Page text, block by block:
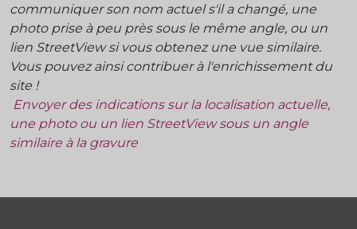
communiquer son nom actuel s'il a changé, une
photo prise à peu près sous le même angle, ou un
lien StreetView si vous obtenez une vue similaire.
Vous pouvez ainsi contribuer à l'enrichissement du
site !
Envoyer des indications sur la localisation actuelle,
une photo ou un lien StreetView sous un angle
similaire à la gravure